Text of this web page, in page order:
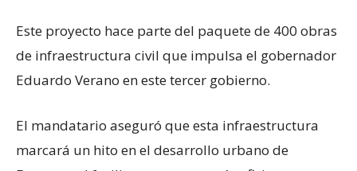
Este proyecto hace parte del paquete de 400 obras
de infraestructura civil que impulsa el gobernador
Eduardo Verano en este tercer gobierno.
El mandatario aseguró que esta infraestructura
marcará un hito en el desarrollo urbano de